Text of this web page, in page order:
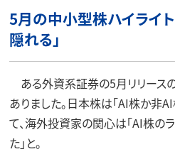
5月の中小型株ハイライ
隠れる」
ある外資系証券の5月リリース
ありました。日本株は「AI株か非
て、海外投資家の関心は「AI株の
た」と。